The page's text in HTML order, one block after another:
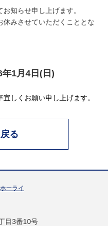
お知らせ申し上げます。
みさせていただくこととな
1月4日(日)
しくお願い申し上げます。
る
目3番10号